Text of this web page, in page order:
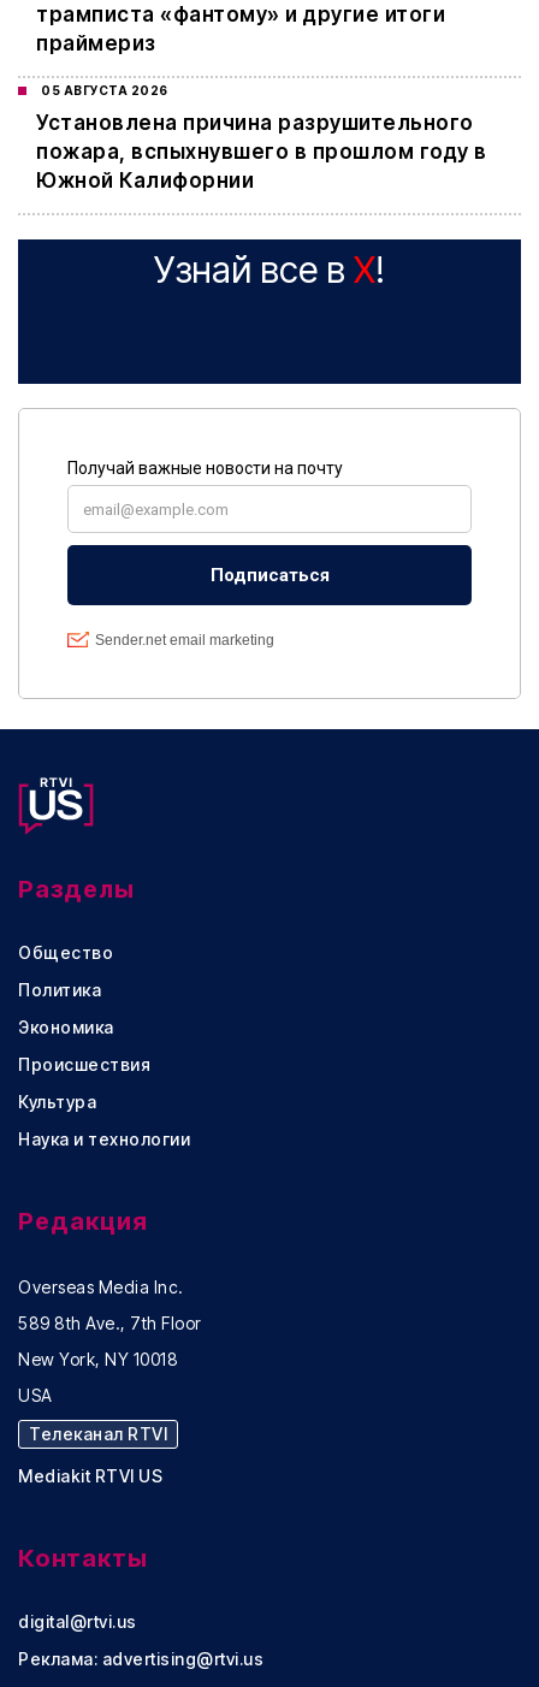
трамписта «фантому» и другие итоги
праймериз
05 АВГУСТА 2026
Установлена причина разрушительного
пожара, вспыхнувшего в прошлом году в
Южной Калифорнии
Узнай все в X!
Разделы
Общество
Политика
Экономика
Происшествия
Культура
Наука и технологии
Редакция
Overseas Media Inc.
589 8th Ave., 7th Floor
New York, NY 10018
USA
Телеканал RTVI
Mediakit RTVI US
Контакты
digital@rtvi.us
Реклама: advertising@rtvi.us